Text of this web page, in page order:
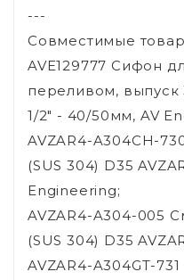
---
Совместимые
AVE129777 Сифон
переливом, выпуск
1/2" - 40/50мм, AV
AVZAR4-A304CH-
(SUS 304) D35
Engineering;
AVZAR4-A304-005
(SUS 304) D35
AVZAR4-A304GT-